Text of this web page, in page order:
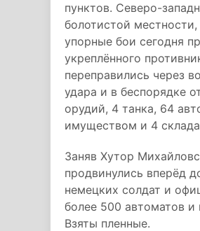
пунктов. Северо-
болотистой
упорные бои сегодня
укреплённого
переправились через
удара и в беспорядке
орудий, 4 танка, 64
имуществом и 4
Заняв Хутор
продвинулись вперёд
немецких солдат и
более 500 автоматов и
Взяты пленные.